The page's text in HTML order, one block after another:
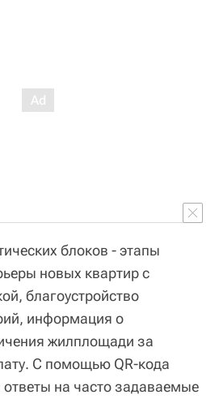
блоков - этапы
новых квартир с
благоустройство
информация о
жилплощади за
С помощью QR-кода
на часто задаваемые